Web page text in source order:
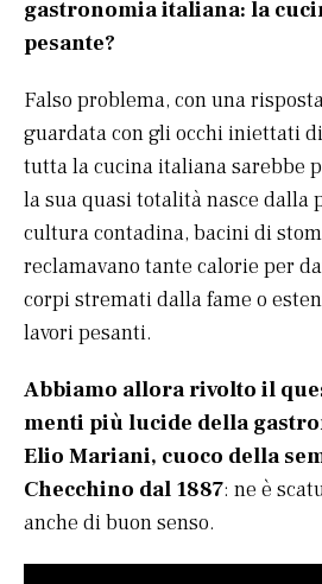
gastronomia italiana: la
pesante?
Falso problema, con una
guardata con gli occhi iniettati
tutta la cucina italiana sarebbe
la sua quasi totalità nasce dalla
cultura contadina, bacini di
reclamavano tante calorie per
corpi stremati dalla fame o
lavori pesanti.
Abbiamo allora rivolto il
menti più lucide della
Elio Mariani, cuoco della
Checchino dal 1887: ne è
anche di buon senso.